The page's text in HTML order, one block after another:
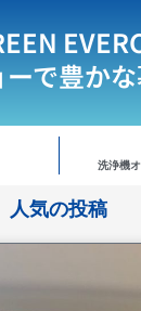
で豊か
洗浄機
人気の投稿